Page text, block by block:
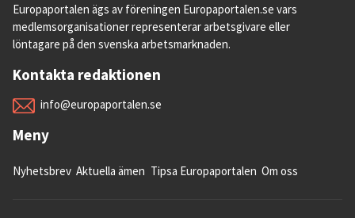
Europaportalen ägs av föreningen Europaportalen.se vars
medlemsorganisationer representerar arbetsgivare eller
löntagare på den svenska arbetsmarknaden.
Kontakta redaktionen
info@europaportalen.se
Meny
Nyhetsbrev Aktuella ämen Tipsa Europaportalen Om oss